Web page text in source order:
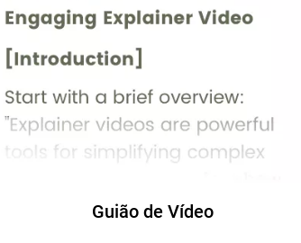
Guião de Vídeo